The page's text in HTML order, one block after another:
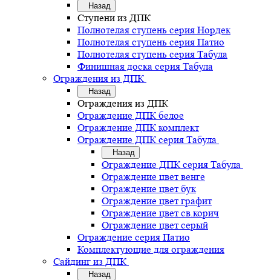
Назад
Ступени из ДПК
Полнотелая ступень серия Нордек
Полнотелая ступень серия Патио
Полнотелая ступень серия Табула
Финишная доска серия Табула
Ограждения из ДПК
Назад
Ограждения из ДПК
Ограждение ДПК белое
Ограждение ДПК комплект
Ограждение ДПК серия Табула
Назад
Ограждение ДПК серия Табула
Ограждение цвет венге
Ограждение цвет бук
Ограждение цвет графит
Ограждение цвет св.корич
Ограждение цвет серый
Ограждение серия Патио
Комплектующие для ограждения
Сайдинг из ДПК
Назад